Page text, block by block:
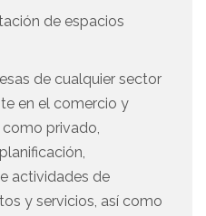
de espacios
de cualquier sector
en el comercio y
privado,
actividades de
y servicios, así como